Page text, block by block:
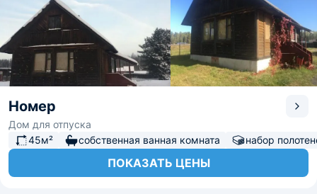
Номер
Дом для отпуска
45м²
собственная ванная комната набор
ПОКАЗАТЬ ЦЕНЫ